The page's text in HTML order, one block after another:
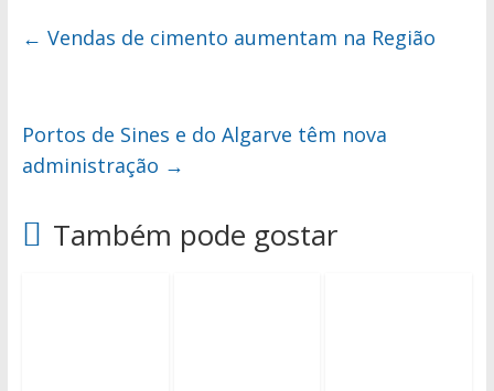
← Vendas de cimento aumentam na Região
Portos de Sines e do Algarve têm nova
administração →
Também pode gostar